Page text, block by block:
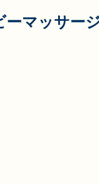
ーマッサー